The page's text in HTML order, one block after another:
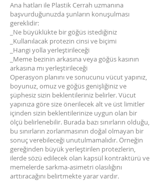
Ana hatları ile Plastik Cerrah uzmanına
başvurduğunuzda şunların konuşulması
gereklidir:
_Ne büyüklükte bir göğüs istediğiniz
_Kullanılacak protezin cinsi ve biçimi
_Hangi yolla yerleştirileceği
_Meme bezinin arkasına veya göğüs kasının
arkasına mı yerleştirileceği
Operasyon planını ve sonucunu vücut yapınız,
boyunuz, omuz ve göğüs genişliğiniz ve
şüphesiz sizin beklentileriniz belirler. Vücut
yapınıza göre size önerilecek alt ve üst limitler
içinden sizin beklentilerinize uygun olan bir
ölçü belirlenebilir. Burada bazı sınırların olduğu,
bu sınırların zorlanmasının doğal olmayan bir
sonuç verebileceği unutulmamalıdır. Örneğin
gereğinden büyük yerleştirilen protezlerin,
ilerde sözü edilecek olan kapsül kontraktürü ve
memelerde sarkma-asimetri olasılığını
arttıracağını belirtmekte yarar vardır.